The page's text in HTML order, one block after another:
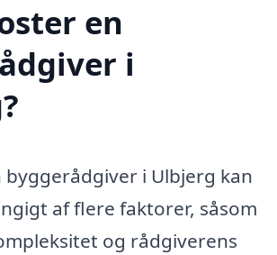
en
i
byggerådgiver i Ulbjerg kan
af flere faktorer, såsom
og rådgiverens